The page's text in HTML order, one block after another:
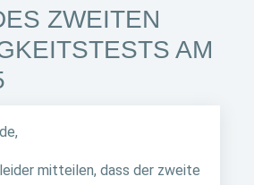
ZWEITEN
AM
mitteilen, dass der zweite